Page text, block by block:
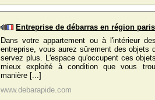
Entreprise de débarras en région
Dans votre appartement ou à l'intérieur
entreprise, vous aurez sûrement des objets
servez plus. L'espace qu'occupent ces
mieux exploité à condition que vous
manière [...]
www.debarapide.com